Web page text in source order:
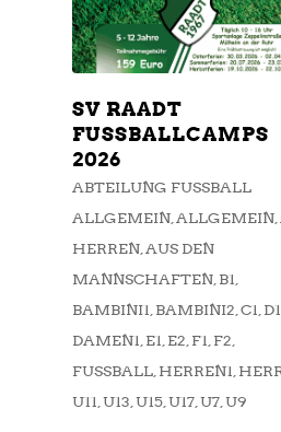
SV RAADT
FUSSBALLCAMPS 2
026
ABTEILUNG FUSSBALL A
LLGEMEIN
ALLGEMEIN
HERREN AUS DEN
MANNSCHAFTEN B1
BAMBINI1 BAMBINI2 ,C1 D1
DAMEN1 E1 E2 F1 F2
FUSSBALL
HERREN1
U11 ,U13 ,U15 ,U17 ,U7 ,U9